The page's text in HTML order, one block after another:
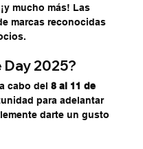
mucho más! Las
marcas reconocidas
Day 2025?
cabo del 8 al 11 de
para adelantar
darte un gusto